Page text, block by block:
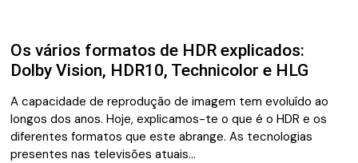
Os vários formatos de HDR explicados:
Dolby Vision, HDR10, Technicolor e HLG
A capacidade de reprodução de imagem tem evoluído ao
longos dos anos. Hoje, explicamos-te o que é o HDR e os
diferentes formatos que este abrange. As tecnologias
presentes nas televisões atuais…